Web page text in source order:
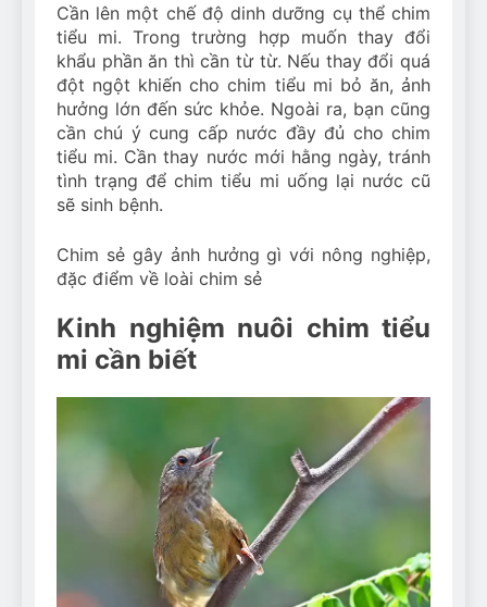
Cần lên một chế độ dinh dưỡng cụ thể chim
tiểu mi. Trong trường hợp muốn thay đổi
khẩu phần ăn thì cần từ từ. Nếu thay đổi quá
đột ngột khiến cho chim tiểu mi bỏ ăn, ảnh
hưởng lớn đến sức khỏe. Ngoài ra, bạn cũng
cần chú ý cung cấp nước đầy đủ cho chim
tiểu mi. Cần thay nước mới hằng ngày, tránh
tình trạng để chim tiểu mi uống lại nước cũ
sẽ sinh bệnh.
Chim sẻ gây ảnh hưởng gì với nông nghiệp,
đặc điểm về loài chim sẻ
Kinh nghiệm nuôi chim tiểu
mi cần biết